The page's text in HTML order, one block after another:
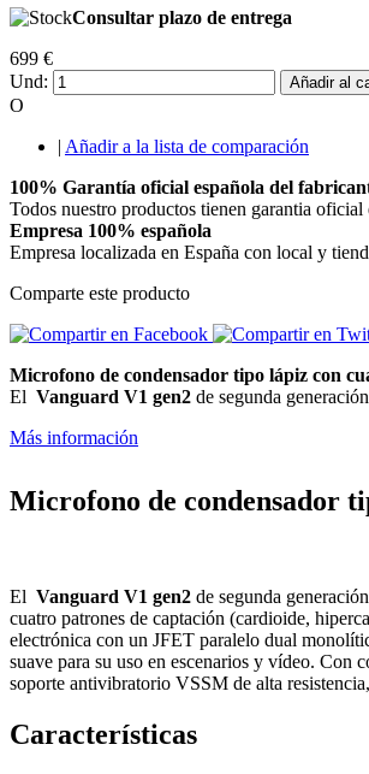
Consultar plazo de entrega
699 €
Und:
Añadir al
O
| Añadir a la lista de comparación
100% Garantía oficial española del
Todos nuestro productos tienen garantia oficial
Empresa 100% española
Empresa localizada en España con local y
Comparte este producto
Microfono de condensador tipo lápiz con
El Vanguard V1 gen2 de segunda
Más información
Microfono de condensador
El Vanguard V1 gen2 de segunda
cuatro patrones de captación (cardioide,
electrónica con un JFET paralelo dual
suave para su uso en escenarios y vídeo. Con
soporte antivibratorio VSSM de alta
Características